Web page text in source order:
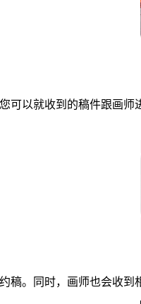
以就收到的稿件跟画师
。同时，画师也会收到